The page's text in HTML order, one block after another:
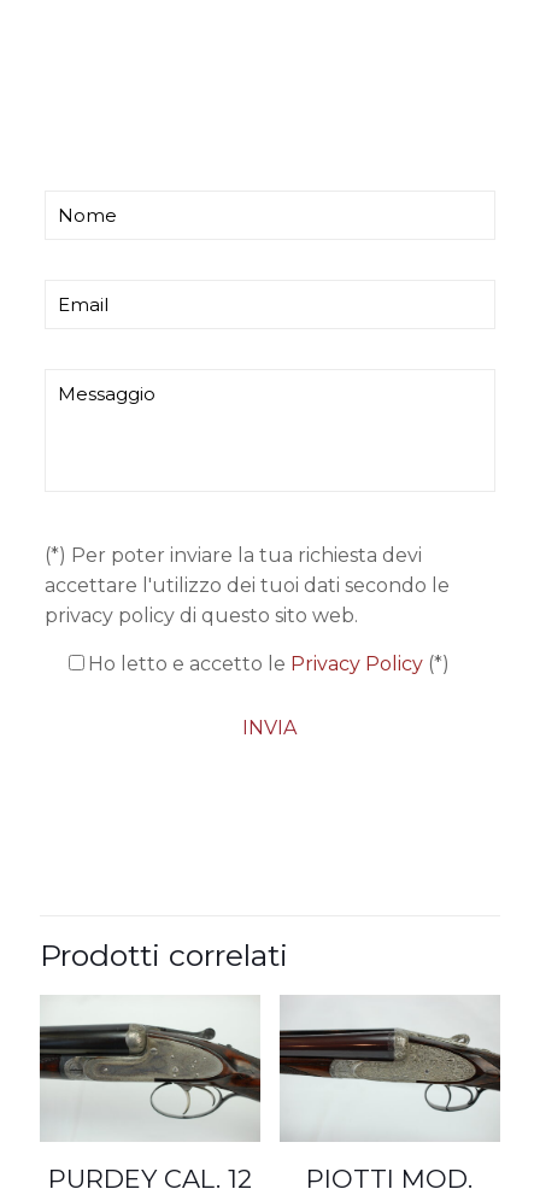
(*) Per poter inviare la tua richiesta devi
accettare l'utilizzo dei tuoi dati secondo le
privacy policy di questo sito web.
Ho letto e accetto le Privacy Policy(*)
Prodotti correlati
PURDEY CAL. 12
PIOTTI MOD.